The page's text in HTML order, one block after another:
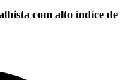
com alto índice de